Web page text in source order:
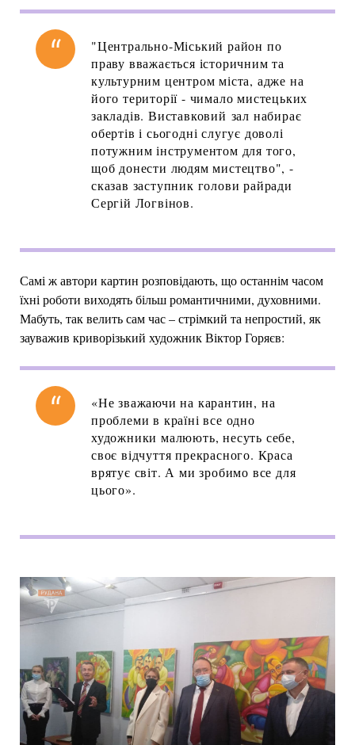
"Центрально-Міський район по
праву вважається історичним та
культурним центром міста, адже на
його території - чимало мистецьких
закладів. Виставковий зал набирає
обертів і сьогодні слугує доволі
потужним інструментом для того,
щоб донести людям мистецтво", -
сказав заступник голови райради
Сергій Логвінов.
Самі ж автори картин розповідають, що останнім часом
їхні роботи виходять більш романтичними, духовними.
Мабуть, так велить сам час – стрімкий та непростий, як
зауважив криворізький художник Віктор Горяєв:
«Не зважаючи на карантин, на
проблеми в країні все одно
художники малюють, несуть себе,
своє відчуття прекрасного. Краса
врятує світ. А ми зробимо все для
цього».